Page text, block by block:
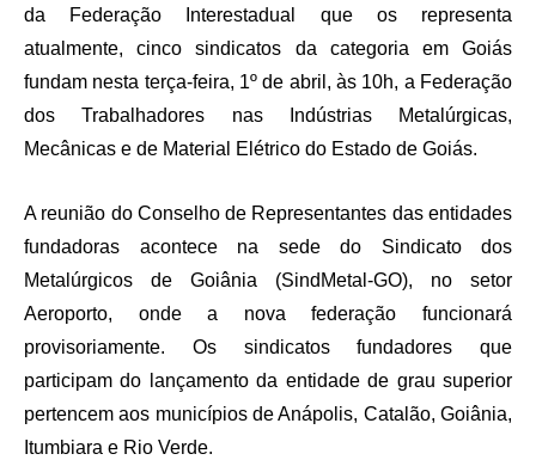
da Federação Interestadual que os representa
atualmente, cinco sindicatos da categoria em Goiás
fundam nesta terça-feira, 1º de abril, às 10h, a Federação
dos Trabalhadores nas Indústrias Metalúrgicas,
Mecânicas e de Material Elétrico do Estado de Goiás.
A reunião do Conselho de Representantes das entidades
fundadoras acontece na sede do Sindicato dos
Metalúrgicos de Goiânia (SindMetal-GO), no setor
Aeroporto, onde a nova federação funcionará
provisoriamente. Os sindicatos fundadores que
participam do lançamento da entidade de grau superior
pertencem aos municípios de Anápolis, Catalão, Goiânia,
Itumbiara e Rio Verde.